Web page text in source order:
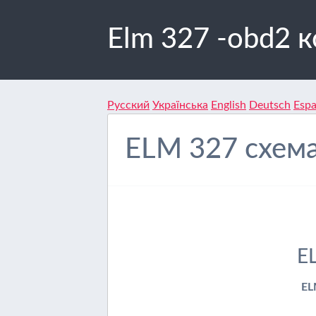
Elm 327 -obd2
Русский Українська English Deutsch
ELM 327